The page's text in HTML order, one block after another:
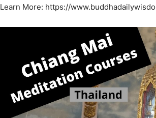
Learn More: https://